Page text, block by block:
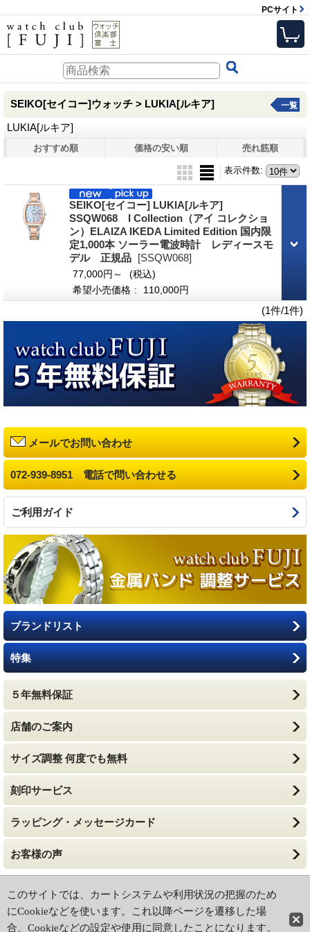
PCサイト
SEIKO[セイコー]ウォッチ > LUKIA[ルキア]
LUKIA[ルキア]
一覧
おすすめ順 価格の安い順 売れ筋順
表示件数:
SEIKO[セイコー] LUKIA[ルキア]
SSQW068 I Collection（アイ コレクショ
ン）ELAIZA IKEDA Limited Edition 国内限
定1,000本 ソーラー電波時計 レディースモ
デル 正規品 [SSQW068]
77,000円～
(税込)
希望小売価格 : 110,000円
(1件/1件)
メールでお問い合わせ
072-939-8951 電話で問い合わせる
ご利用ガイド
ブランドリスト
特集
５年無料保証
店舗のご案内
サイズ調整 何度でも無料
刻印サービス
ラッピング・メッセージカード
お客様の声
ホーム | ショッピングカート
特定商取引法に基づく表記 | ご利用ガイド
PCサイト
このサイトでは、カートシステムや利用状況の把握のため
にCookieなどを使います。これ以降ページを遷移した場
合、Cookieなどの設定や使用に同意したことになります。